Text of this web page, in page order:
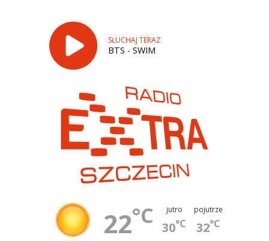
SŁUCHAJ TERAZ
BTS - SWIM
22°C jutro
30°C
pojutrze
32°C